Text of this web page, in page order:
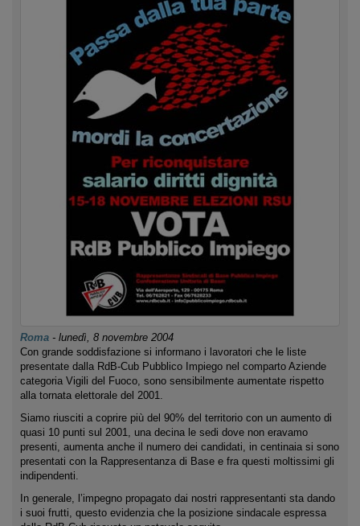
Roma - lunedì, 8 novembre 2004
Con grande soddisfazione si informano i lavoratori che le liste
presentate dalla RdB-Cub Pubblico Impiego nel comparto Aziende
categoria Vigili del Fuoco, sono sensibilmente aumentate rispetto
alla tornata elettorale del 2001.
Siamo riusciti a coprire più del 90% del territorio con un aumento di
quasi 10 punti sul 2001, una decina le sedi dove non eravamo
presenti, aumenta anche il numero dei candidati, in centinaia si sono
presentati con la Rappresentanza di Base e fra questi moltissimi gli
indipendenti.
In generale, l’impegno propagato dai nostri rappresentanti sta dando
i suoi frutti, questo evidenzia che la posizione sindacale espressa